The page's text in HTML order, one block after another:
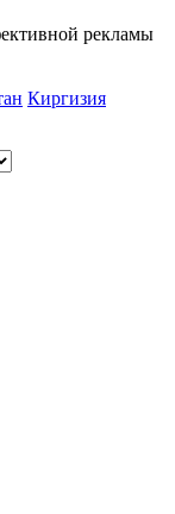
рекламы
Киргизия